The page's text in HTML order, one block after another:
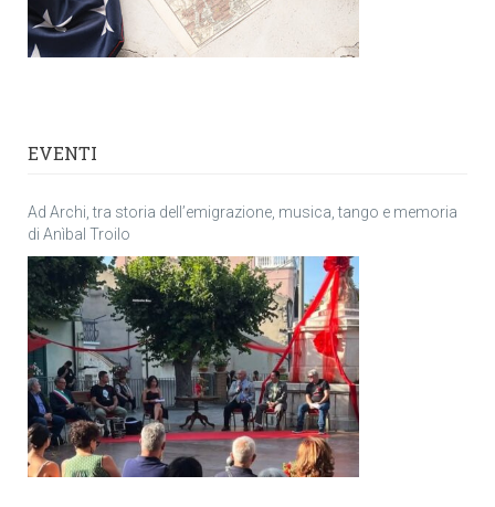
EVENTI
Ad Archi, tra storia dell’emigrazione, musica, tango e memoria
di Anìbal Troilo